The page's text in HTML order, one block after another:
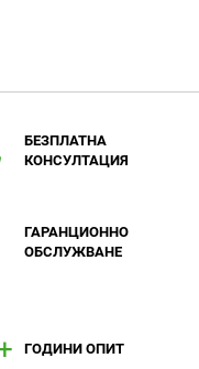
БЕЗПЛАТНА
КОНСУЛТАЦИЯ
ГАРАНЦИОННО
ОБСЛУЖВАНЕ
ГОДИНИ ОПИТ